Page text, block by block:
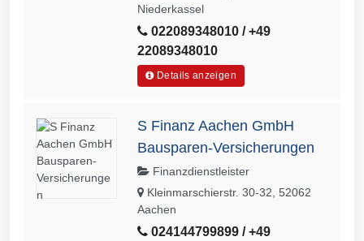
Niederkassel
022089348010 / +49
22089348010
Details anzeigen
S Finanz Aachen GmbH
Bausparen-Versicherungen
Finanzdienstleister
Kleinmarschierstr. 30-32, 52062
Aachen
024144799899 / +49